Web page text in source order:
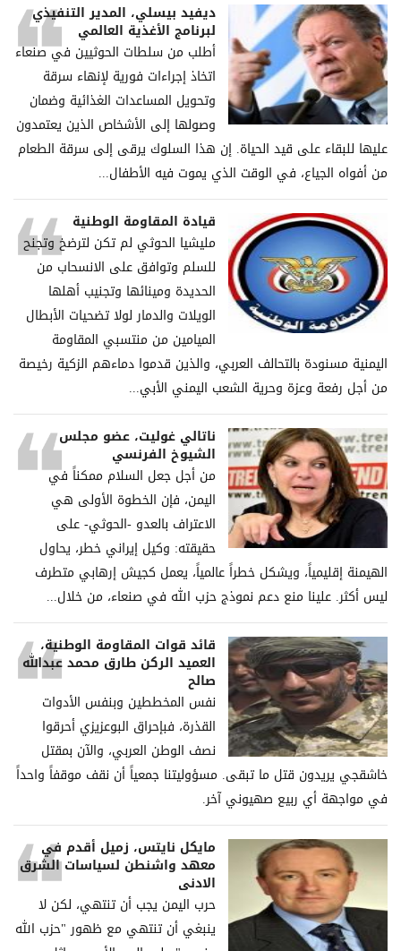
ديفيد بيسلي، المدير التنفيذي
لبرنامج الأغذية العالمي
أطلب من سلطات الحوثيين في صنعاء
اتخاذ إجراءات فورية لإنهاء سرقة
وتحويل المساعدات الغذائية وضمان
وصولها إلى الأشخاص الذين يعتمدون
عليها للبقاء على قيد الحياة. إن هذا السلوك يرقى إلى سرقة الطعام
من أفواه الجياع، في الوقت الذي يموت فيه الأطفال...
قيادة المقاومة الوطنية
مليشيا الحوثي لم تكن لترضخ وتجنح
للسلم وتوافق على الانسحاب من
الحديدة ومينائها وتجنيب أهلها
الويلات والدمار لولا تضحيات الأبطال
الميامين من منتسبي المقاومة
اليمنية مسنودة بالتحالف العربي، والذين قدموا دماءهم الزكية رخيصة
من أجل رفعة وعزة وحرية الشعب اليمني الأبي...
ناتالي غوليت، عضو مجلس
الشيوخ الفرنسي
من أجل جعل السلام ممكناً في
اليمن، فإن الخطوة الأولى هي
الاعتراف بالعدو -الحوثي- على
حقيقته: وكيل إيراني خطر، يحاول
الهيمنة إقليمياً، ويشكل خطراً عالمياً، يعمل كجيش إرهابي متطرف
ليس أكثر. علينا منع دعم نموذج حزب الله في صنعاء، من خلال...
قائد قوات المقاومة الوطنية،
العميد الركن طارق محمد عبدالله
صالح
نفس المخططين وبنفس الأدوات
القذرة، فبإحراق البوعزيزي أحرقوا
نصف الوطن العربي، والآن بمقتل
خاشقجي يريدون قتل ما تبقى. مسؤوليتنا جمعياً أن نقف موقفاً واحداً
في مواجهة أي ربيع صهيوني آخر.
مايكل نايتس، زميل أقدم في
معهد واشنطن لسياسات الشرق
الادنى
حرب اليمن يجب أن تنتهي، لكن لا
ينبغي أن تنتهي مع ظهور "حزب الله